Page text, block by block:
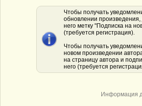
Чтобы получать
обновлении произведения,
него метку "Подписка на
(требуется регистрация).
Чтобы получать
новом произведении
на страницу автора и
него (требуется
Информация